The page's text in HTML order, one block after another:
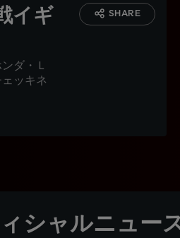
イギ
ダ・Ｌ
ッキネ
SHARE
シャルニュー